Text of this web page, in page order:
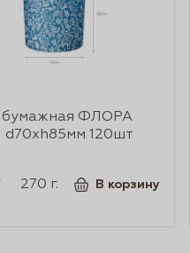
ФЛОРА
120шт
270 г. В корзину